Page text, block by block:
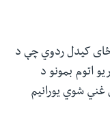
ځای کیدل ردوي چې د
اتوم بمونو د
۶۰ فیصده خالص غني شوي یورانیم